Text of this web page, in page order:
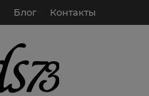
Блог Контакты